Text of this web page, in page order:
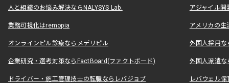
人と組織のお悩み解決ならNALYSYS Lab. アジャイル
業務可視化はremopia アメリカの
オンラインピル診療ならメデリピル 外国人採用
企業研究・選考対策ならFactBoard(ファクトボード) 外国人派遣な
ドライバー・施工管理技士の転職ならレバジョブ レバウェル